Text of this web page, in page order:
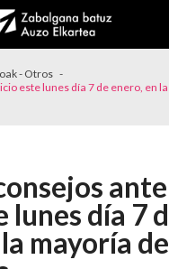
- Otros
este lunes día 7 de enero, en
lunes día 7
mayoría de